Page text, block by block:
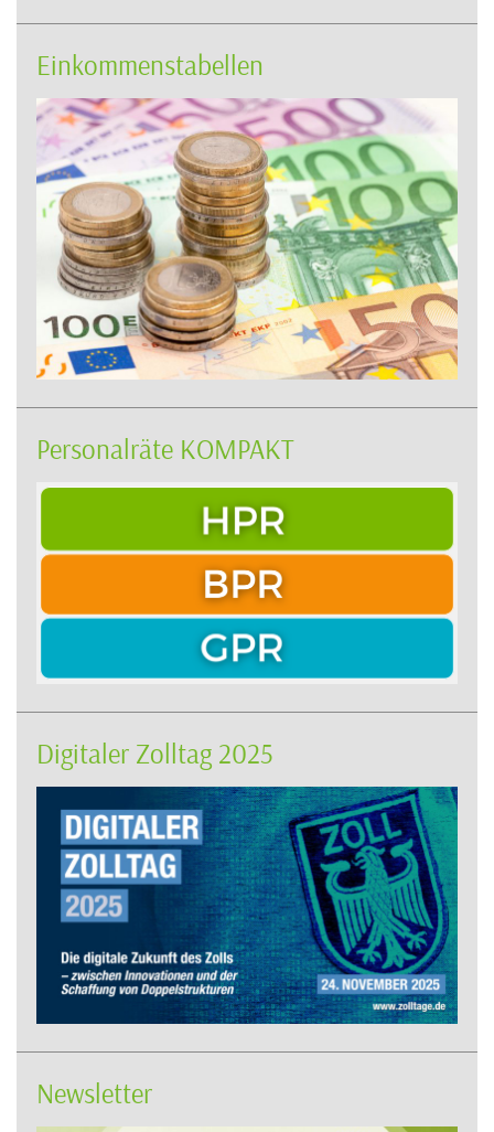
Einkommenstabellen
Personalräte KOMPAKT
Digitaler Zolltag 2025
Newsletter